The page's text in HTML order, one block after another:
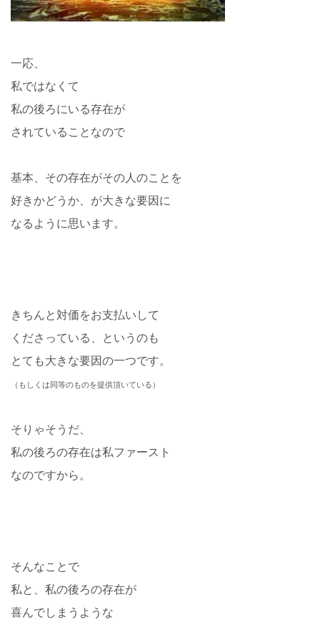
一応、
私ではなくて
私の後ろにいる存在が
されていることなので
基本、その存在がその人のことを
好きかどうか、が大きな要因に
なるように思います。
きちんと対価をお支払いして
くださっている、というのも
とても大きな要因の一つです。
（もしくは同等のものを提供頂いている）
そりゃそうだ、
私の後ろの存在は私ファースト
なのですから。
そんなことで
私と、私の後ろの存在が
喜んでしまうような